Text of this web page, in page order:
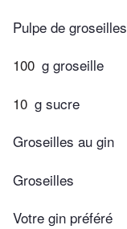
Pulpe de groseilles
100 g groseille
10 g sucre
Groseilles au gin
Groseilles
Votre gin préféré